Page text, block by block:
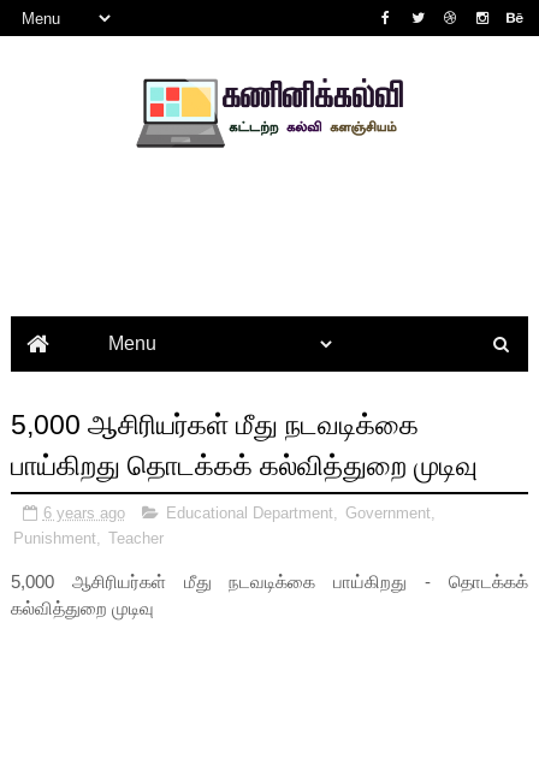
5,000 ஆசிரியர்கள் மீது நடவடிக்கை
பாய்கிறது தொடக்கக் கல்வித்துறை முடிவு
6 years ago Educational Department Government
Punishment
Teacher
5,000 ஆசிரியர்கள் மீது நடவடிக்கை பாய்கிறது - தொடக்கக்
கல்வித்துறை முடிவு